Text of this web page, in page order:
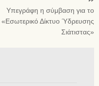
Υπεγράφη η σύμβαση για το
«Εσωτερικό Δίκτυο Ύδρευσης
Σιάτιστας»